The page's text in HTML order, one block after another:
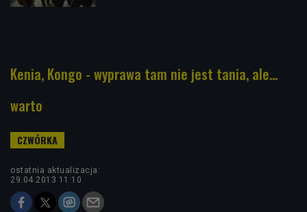
Kenia, Kongo - wyprawa tam nie jest tania, ale...
warto
ostatnia aktualizacja:
29.04.2013 11:10